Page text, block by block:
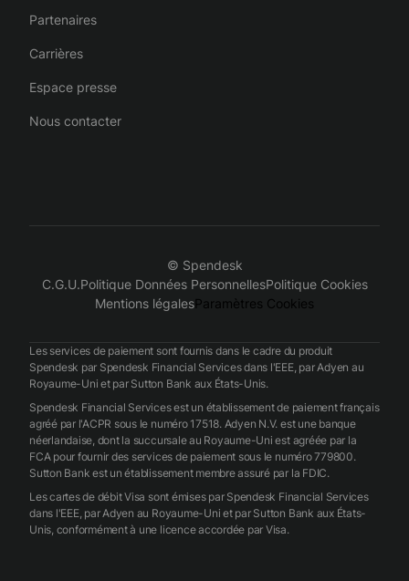
Partenaires
Carrières
Espace presse
Nous contacter
© Spendesk
C.G.U.Politique Données PersonnellesPolitique Cookies
Mentions légalesParamètres Cookies
Les services de paiement sont fournis dans le cadre du produit
Spendesk par Spendesk Financial Services dans l'EEE, par Adyen au
Royaume-Uni et par Sutton Bank aux États-Unis.
Spendesk Financial Services est un établissement de paiement français
agréé par l'ACPR sous le numéro 17518. Adyen N.V. est une banque
néerlandaise, dont la succursale au Royaume-Uni est agréée par la
FCA pour fournir des services de paiement sous le numéro 779800.
Sutton Bank est un établissement membre assuré par la FDIC.
Les cartes de débit Visa sont émises par Spendesk Financial Services
dans l'EEE, par Adyen au Royaume-Uni et par Sutton Bank aux États-
Unis, conformément à une licence accordée par Visa.